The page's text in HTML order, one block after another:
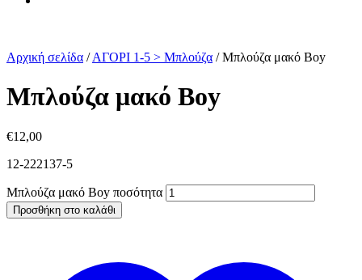
Αρχική σελίδα / ΑΓΟΡΙ 1-5 > Μπλούζα /Μπλούζα μακό Boy
Μπλούζα μακό Boy
€12,00
12-222137-5
Μπλούζα μακό Boy ποσότητα
Προσθήκη στο καλάθι